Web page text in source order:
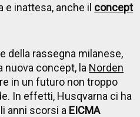
e inattesa, anche il concept
della rassegna milanese,
nuova concept, la Norden
in un futuro non troppo
In effetti, Husqvarna ci ha
anni scorsi a EICMA